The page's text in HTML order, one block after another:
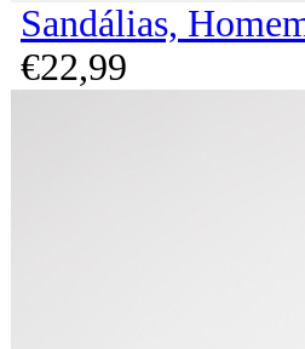
Sandálias,
€22,99